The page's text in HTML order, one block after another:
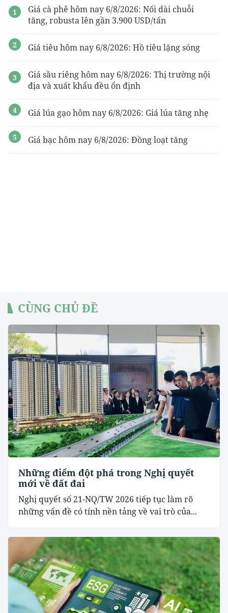
Giá cà phê hôm nay 6/8/2026: Nối dài chuỗi
tăng, robusta lên gần 3.900 USD/tấn
Giá tiêu hôm nay 6/8/2026: Hồ tiêu lặng sóng
Giá sầu riêng hôm nay 6/8/2026: Thị trường nội
địa và xuất khẩu đều ổn định
Giá lúa gạo hôm nay 6/8/2026: Giá lúa tăng nhẹ
Giá bạc hôm nay 6/8/2026: Đồng loạt tăng
CÙNG CHỦ ĐỀ
Những điểm đột phá trong Nghị quyết
mới về đất đai
Nghị quyết số 21-NQ/TW 2026 tiếp tục làm rõ
những vấn đề có tính nền tảng về vai trò của...